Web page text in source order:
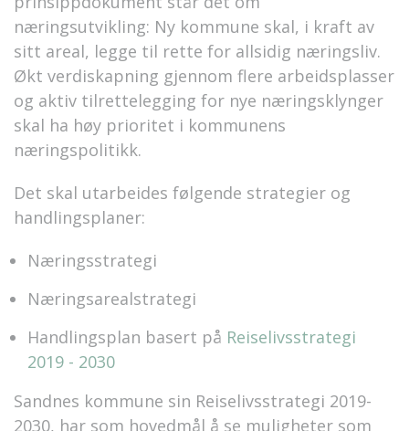
næringsutvikling: Ny kommune skal, i kraft av
sitt areal, legge til rette for allsidig næringsliv.
Økt verdiskapning gjennom flere arbeidsplasser
og aktiv tilrettelegging for nye næringsklynger
skal ha høy prioritet i kommunens
næringspolitikk.
Det skal utarbeides følgende strategier og
handlingsplaner:
Næringsstrategi
Næringsarealstrategi
Handlingsplan basert på Reiselivsstrategi
2019 - 2030
Sandnes kommune sin Reiselivsstrategi 2019-
2030, har som hovedmål å se muligheter som